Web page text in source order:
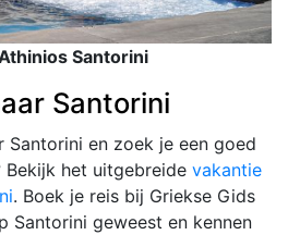
Santorini
Santorini
Santorini en zoek je een goed
het uitgebreide vakantie
. Boek je reis bij Griekse Gids
Santorini geweest en kennen